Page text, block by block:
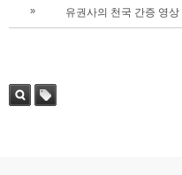
» 유권사의 천국 간증 영상